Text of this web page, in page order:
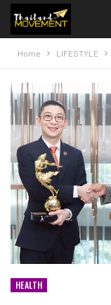
Home LIFESTYLE
HEALTH